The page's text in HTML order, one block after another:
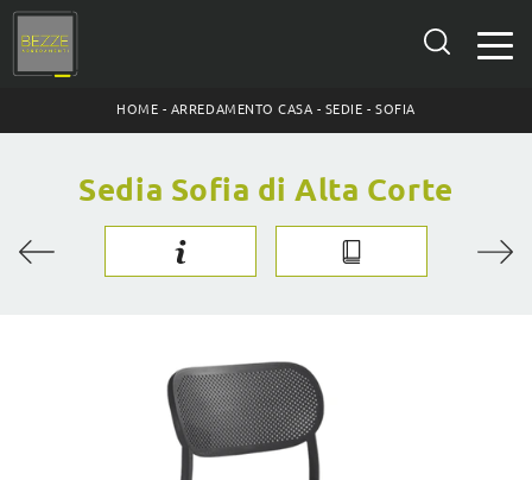
HOME - ARREDAMENTO CASA - SEDIE -SOFIA
Sedia Sofia di Alta Corte